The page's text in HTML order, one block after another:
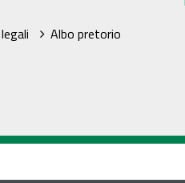
Albo pretorio